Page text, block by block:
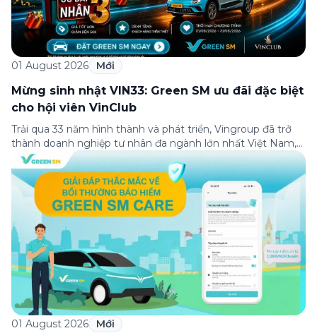
01 August 2026 Mới
Mừng sinh nhật VIN33: Green SM ưu đãi đặc biệt
cho hội viên VinClub
Trải qua 33 năm hình thành và phát triển, Vingroup đã trở
thành doanh nghiệp tư nhân đa ngành lớn nhất Việt Nam,
lọt Top 30 doanh nghiệp lớn nhất Đông Nam Á theo bảng
xếp hạng của Tạp chí Fortune (Mỹ). Nhân kỷ niệm 33 năm
thành lập (8/8/1993 đến 8/8/2026), Green SM trân […]
01 August 2026 Mới